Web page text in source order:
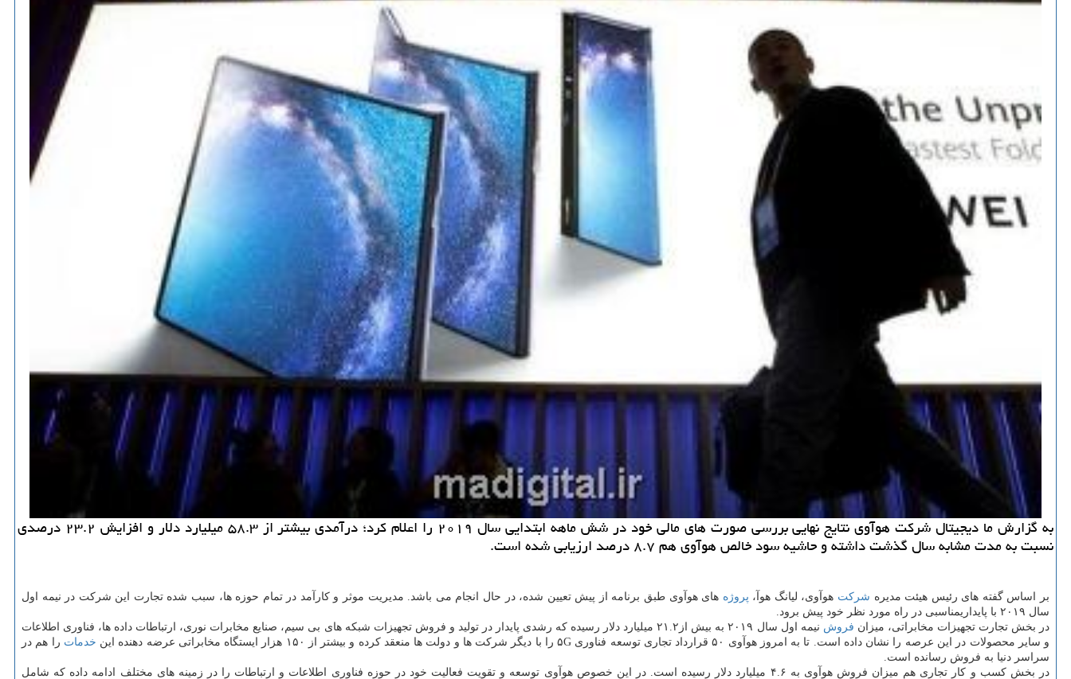
به گزارش ما دیجیتال شركت هوآوی نتایج نهایی بررسی صورت های مالی خود در شش ماهه ابتدایی سال ۲۰۱۹ را اعلام كرد؛ درآمدی بیشتر از ۵۸.۳ میلیارد دلار و افزایش ۲۳.۲ درصدی
نسبت به مدت مشابه سال گذشت داشته و حاشیه سود خالص هوآوی هم ۸.۷ درصد ارزیابی شده است.
بر اساس گفته های رئیس هیئت مدیره شركت هوآوی، لیانگ هوآ، پروژه های هوآوی طبق برنامه از پیش تعیین شده، در حال انجام می باشد. مدیریت موثر و كارآمد در تمام حوزه ها، سبب شده تجارت این شركت در نیمه اول
سال ۲۰۱۹ با پایداریمناسبی در راه مورد نظر خود پیش برود.
در بخش تجارت تجهیزات مخابراتی، میزان فروش
نیمه اول سال ۲۰۱۹ به بیش از۲۱.۲ میلیارد دلار رسیده كه رشدی پایدار در تولید و فروش تجهیزات شبكه های بی سیم، صنایع مخابرات نوری، ارتباطات داده ها، فناوری اطلاعات
و سایر محصولات در این عرصه را نشان داده است. تا به امروز هوآوی ۵۰ قرارداد تجاری توسعه فناوری ۵G را با دیگر شركت ها و دولت ها منعقد كرده و بیشتر از ۱۵۰ هزار ایستگاه مخابراتی عرضه دهنده این
خدمات را هم در
سراسر دنیا به فروش رسانده است.
در بخش كسب و كار تجاری هم میزان فروش هوآوی به ۴.۶ میلیارد دلار رسیده است. در این خصوص هوآوی توسعه و تقویت فعالیت خود در حوزه فناوری اطلاعات و ارتباطات را در زمینه های مختلف ادامه داده كه شامل